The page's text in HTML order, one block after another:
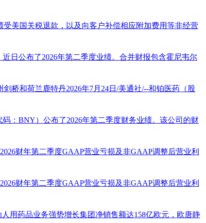
美国关税退款，以及向客户补偿相应附加费用等非经营
日公布了2026年第二季度业绩。合并财报包含霍尼韦尔
桥和荷兰鹿特丹2026年7月24日/美通社/--和铂医药（股
：BNY）公布了2026年第二季度财务业绩。该公司的财
财年第二季度GAAP营业亏损及非GAAP调整后营业利
财年第二季度GAAP营业亏损及非GAAP调整后营业利
用药品业务强势增长集团净销售额达158亿欧元，欧唐静